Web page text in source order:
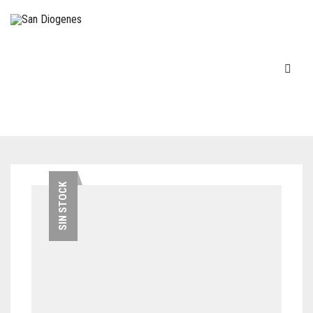
SIN STOCK